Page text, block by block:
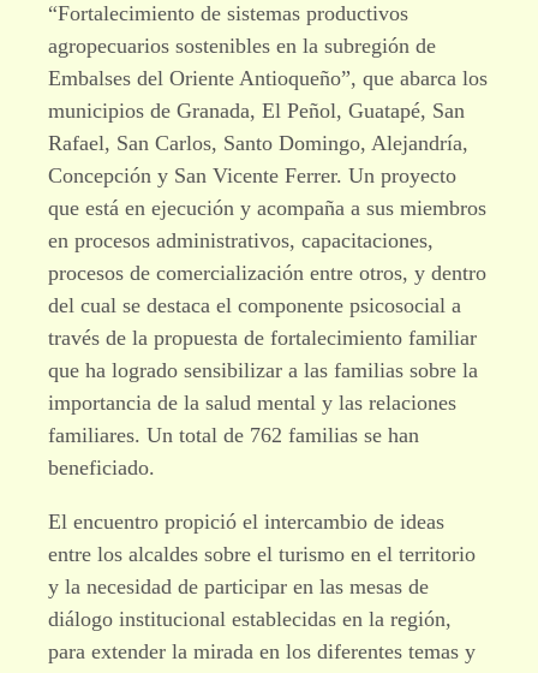
“Fortalecimiento de sistemas productivos
agropecuarios sostenibles en la subregión de
Embalses del Oriente Antioqueño”, que abarca los
municipios de Granada, El Peñol, Guatapé, San
Rafael, San Carlos, Santo Domingo, Alejandría,
Concepción y San Vicente Ferrer. Un proyecto
que está en ejecución y acompaña a sus miembros
en procesos administrativos, capacitaciones,
procesos de comercialización entre otros, y dentro
del cual se destaca el componente psicosocial a
través de la propuesta de fortalecimiento familiar
que ha logrado sensibilizar a las familias sobre la
importancia de la salud mental y las relaciones
familiares. Un total de 762 familias se han
beneficiado.
El encuentro propició el intercambio de ideas
entre los alcaldes sobre el turismo en el territorio
y la necesidad de participar en las mesas de
diálogo institucional establecidas en la región,
para extender la mirada en los diferentes temas y